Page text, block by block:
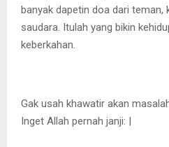
banyak dapetin doa dari teman,
saudara. Itulah yang bikin
keberkahan.
Gak usah khawatir akan
Inget Allah pernah janji: |